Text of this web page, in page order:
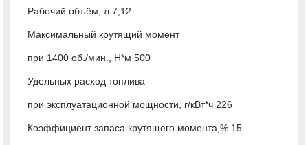
Рабочий объём, л 7,12
Максимальный крутящий момент
при 1400 об./мин., Н*м 500
Удельных расход топлива
при эксплуатационной мощности, г/кВт*ч 226
Коэффициент запаса крутящего момента,% 15